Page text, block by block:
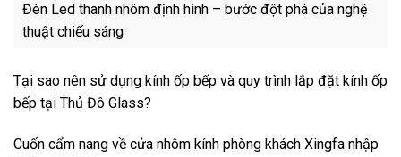
Đèn Led thanh nhôm định hình – bước đột phá của nghệ
thuật chiếu sáng
Tại sao nên sử dụng kính ốp bếp và quy trình lắp đặt kính ốp
bếp tại Thủ Đô Glass?
Cuốn cẩm nang về cửa nhôm kính phòng khách Xingfa nhập